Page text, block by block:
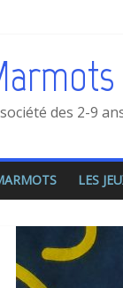
des 2-9
LES